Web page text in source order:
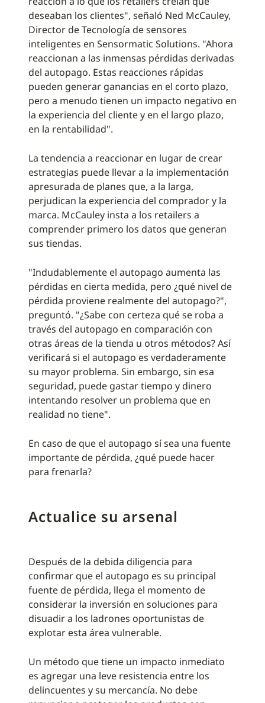
deseaban los clientes", señaló Ned McCauley,
Director de Tecnología de sensores
inteligentes en Sensormatic Solutions. "Ahora
reaccionan a las inmensas pérdidas derivadas
del autopago. Estas reacciones rápidas
pueden generar ganancias en el corto plazo,
pero a menudo tienen un impacto negativo en
la experiencia del cliente y en el largo plazo,
en la rentabilidad".
La tendencia a reaccionar en lugar de crear
estrategias puede llevar a la implementación
apresurada de planes que, a la larga,
perjudican la experiencia del comprador y la
marca. McCauley insta a los retailers a
comprender primero los datos que generan
sus tiendas.
"Indudablemente el autopago aumenta las
pérdidas en cierta medida, pero ¿qué nivel de
pérdida proviene realmente del autopago?",
preguntó. "¿Sabe con certeza qué se roba a
través del autopago en comparación con
otras áreas de la tienda u otros métodos? Así
verificará si el autopago es verdaderamente
su mayor problema. Sin embargo, sin esa
seguridad, puede gastar tiempo y dinero
intentando resolver un problema que en
realidad no tiene".
En caso de que el autopago sí sea una fuente
importante de pérdida, ¿qué puede hacer
para frenarla?
Actualice su arsenal
Después de la debida diligencia para
confirmar que el autopago es su principal
fuente de pérdida, llega el momento de
considerar la inversión en soluciones para
disuadir a los ladrones oportunistas de
explotar esta área vulnerable.
Un método que tiene un impacto inmediato
es agregar una leve resistencia entre los
delincuentes y su mercancía. No debe